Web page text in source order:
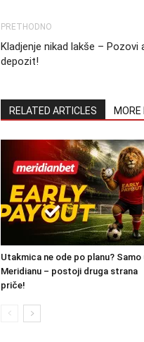
PRETHODNO
Kladjenje nikad lakše – Pozovi
depozit!
RELATED ARTICLES
Utakmica ne ode po planu? Samo
Meridianu – postoji druga strana
priče!